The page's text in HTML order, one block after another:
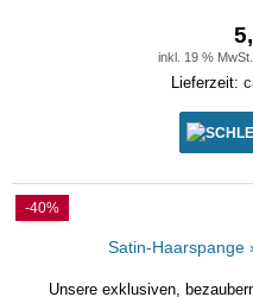
inkl. 19 %
Lieferzeit:
-40%
Satin-Haarspange
Unsere exklusiven,